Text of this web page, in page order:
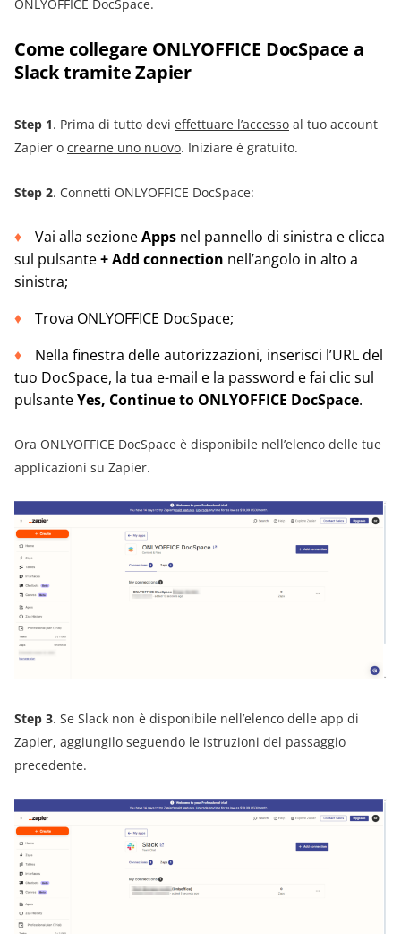
ONLYOFFICE DocSpace.
Come collegare ONLYOFFICE DocSpace a
Slack tramite Zapier
Step 1. Prima di tutto devi effettuare l’accesso al tuo account
Zapier o crearne uno nuovo. Iniziare è gratuito.
Step 2. Connetti ONLYOFFICE DocSpace:
Vai alla sezioneApps nel pannello di sinistra e clicca
sul pulsante+ Add connection nell’angolo in alto a
sinistra;
Trova ONLYOFFICE DocSpace;
Nella finestra delle autorizzazioni, inserisci l’URL del
tuo DocSpace, la tua e-mail e la password e fai clic sul
pulsanteYes, Continue to ONLYOFFICE DocSpace.
Ora ONLYOFFICE DocSpace è disponibile nell’elenco delle tue
applicazioni su Zapier.
Step 3. Se Slack non è disponibile nell’elenco delle app di
Zapier, aggiungilo seguendo le istruzioni del passaggio
precedente.